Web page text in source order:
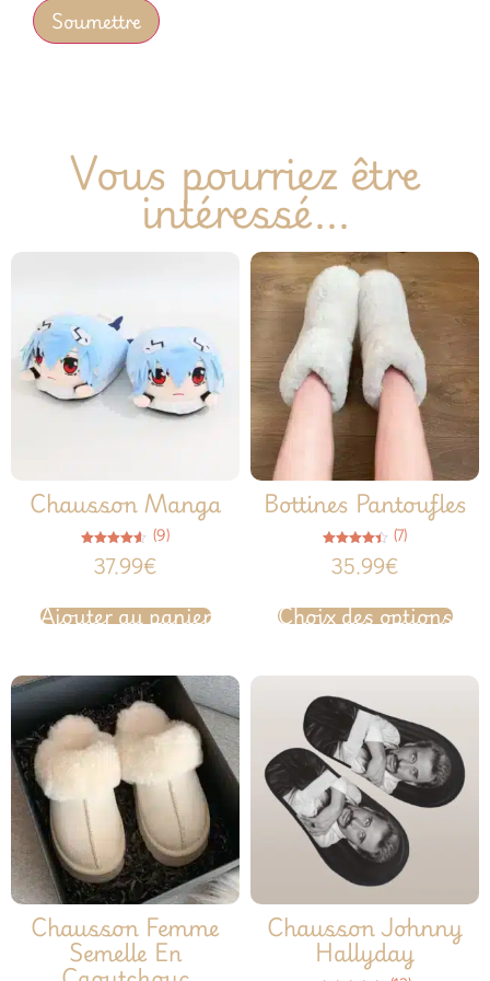
Vous pourriez être
intéressé...
Chausson Manga
4.56
sur 5
(9)
37.99€
Ajouter au panier
Bottines Pantoufles
4.43
sur 5
(7)
35.99€
Choix des options
Chausson Femme
Semelle En
Chausson Johnny
Hallyday